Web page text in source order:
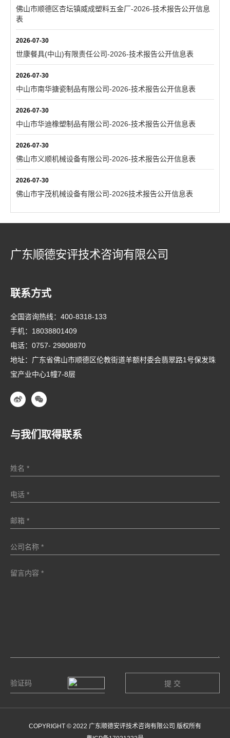
佛山市顺德区杏坛镇威成塑料五金厂-2026-技术报告公开信息
表
2026-07-30
世康餐具(中山)有限责任公司-2026-技术报告公开信息表
2026-07-30
中山市南华搪瓷制品有限公司-2026-技术报告公开信息表
2026-07-30
中山市华迪橡塑制品有限公司-2026-技术报告公开信息表
2026-07-30
佛山市义顺机械设备有限公司-2026-技术报告公开信息表
2026-07-30
佛山市宇茂机械设备有限公司-2026技术报告公开信息表
广东顺德安评技术咨询有限公司
联系方式
全国咨询热线： 400-8318-133
手机： 18038801409
电话： 0757- 29808870
地址：广东省佛山市顺德区伦教街道羊额村委会翡翠路1号保发珠
宝产业中心1幢7-8层
与我们取得联系
COPYRIGHT © 2022 广东顺德安评技术咨询有限公司 版权所有